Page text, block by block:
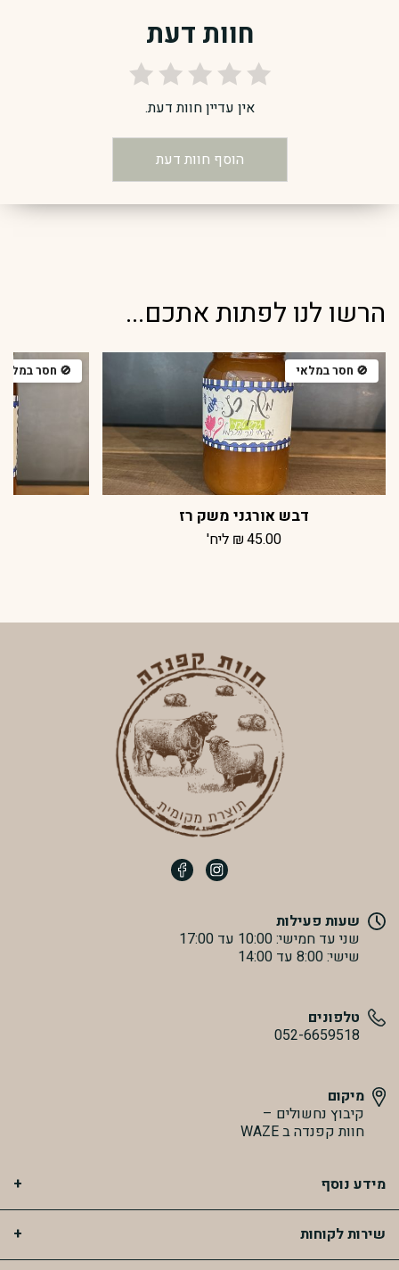
חוות דעת
אין עדיין חוות דעת.
הוסף חוות דעת
הרשו לנו לפתות אתכם...
דבש אורגני משק רז
₪45.00 ליח'
שעות פעילות
שני עד חמישי: 10:00 עד 17:00
שישי: 8:00 עד 14:00
טלפונים
052-6659518
מיקום
קיבוץ נחשולים –
חוות קפנדה ב WAZE
מידע נוסף
שירות לקוחות